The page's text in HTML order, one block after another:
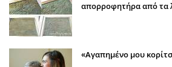
απορροφητήρα από τα
«Αγαπημένο μου